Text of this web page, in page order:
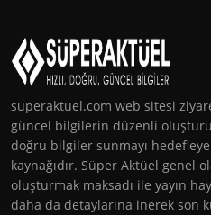
superaktuel.com web sitesi
güncel bilgilerin düzenli
doğru bilgiler sunmayı
kaynağıdır. Süper Aktüel genel
oluşturmak maksadı ile yayın
daha da detaylarına inerek son